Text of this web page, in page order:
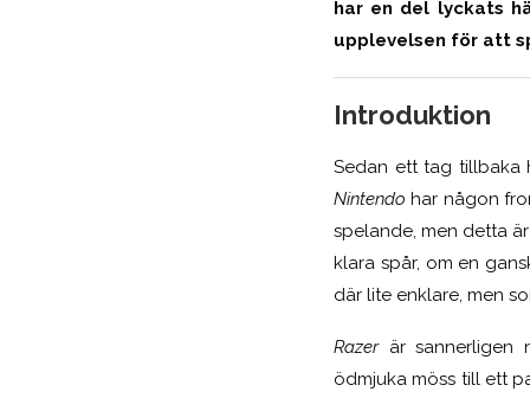
har en del lyckats
upplevelsen för att
Introduktion
Sedan ett tag tillbaka
Nintendo har någon
spelande, men detta
klara spår, om en
där lite enklare, men
Razerär sannerligen
ödmjuka möss till ett